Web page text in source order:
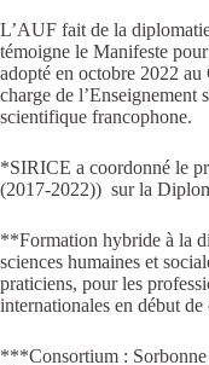
L’AUF fait de la
témoigne le Manifeste
adopté en octobre 2022
charge de l’Enseignement
scientifique francophone.
*SIRICE a coordonné le
(2017-2022)) sur la
**Formation hybride à la
sciences humaines et
praticiens, pour les
internationales en début de
***Consortium :